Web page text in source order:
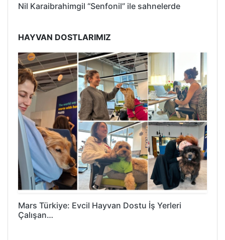
Nil Karaibrahimgil “Senfonil” ile sahnelerde
HAYVAN DOSTLARIMIZ
Mars Türkiye: Evcil Hayvan Dostu İş Yerleri
Çalışan…